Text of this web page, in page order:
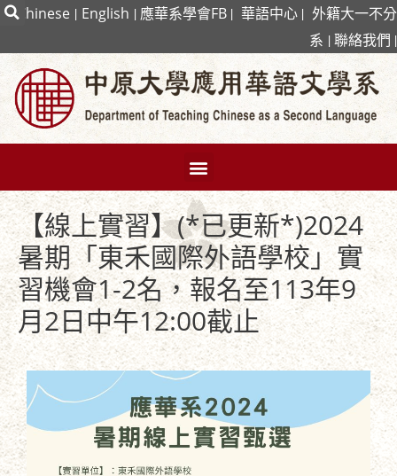
|Chinese | English | 應華系學會FB | 華語中心 | 外籍大一不分
系 | 聯絡我們 |
【線上實習】(*已更新*)2024
暑期「東禾國際外語學校」實
習機會1-2名，報名至113年9
月2日中午12:00截止